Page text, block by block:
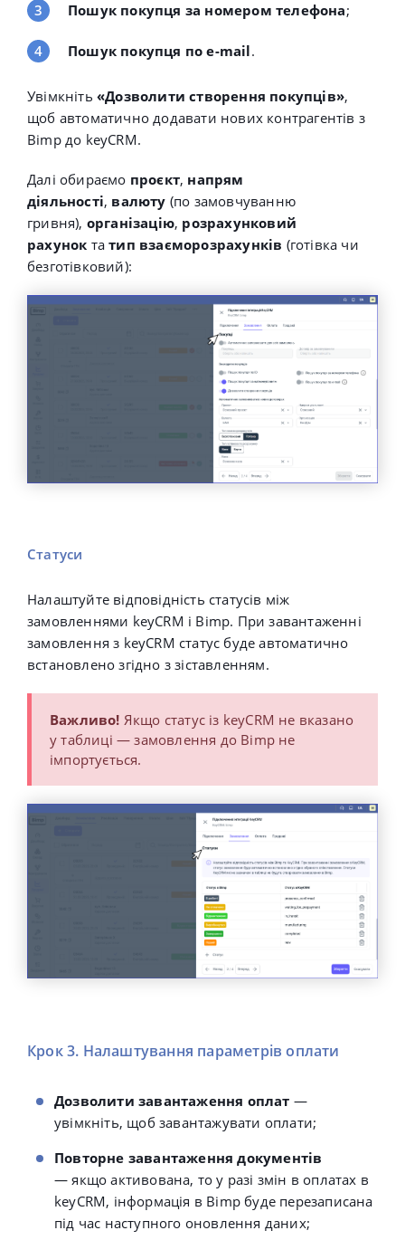
Пошук покупця за номером телефона;
Пошук покупця по e-mail.
Увімкніть «Дозволити створення покупців»,
щоб автоматично додавати нових контрагентів з
Bimp до keyCRM.
Далі обираємо проєкт, напрям
діяльності, валюту (по замовчуванню
гривня), організацію, розрахунковий
рахунок татип взаєморозрахунків (готівка чи
безготівковий):
Статуси
Налаштуйте відповідність статусів між
замовленнями keyCRM і Bimp. При завантаженні
замовлення з keyCRM статус буде автоматично
встановлено згідно з зіставленням.
Важливо! Якщо статус із keyCRM не вказано
у таблиці — замовлення до Bimp не
імпортується.
Крок 3. Налаштування параметрів оплати
Дозволити завантаження оплат —
увімкніть, щоб завантажувати оплати;
Повторне завантаження документів
— якщо активована, тоу разі змін в оплатах в
keyCRM, інформація в Bimp буде перезаписана
під час наступного оновлення даних;